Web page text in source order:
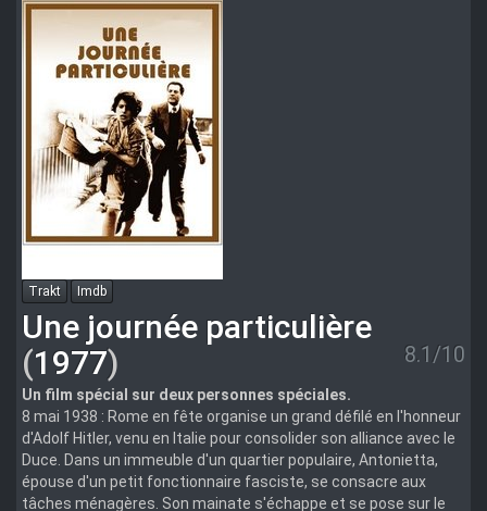
(1977)
Trakt Imdb
Une journée particulière
(1977) 8.1/10
Un film spécial sur deux personnes spéciales.
8 mai 1938 : Rome en fête organise un grand défilé en l'honneur
d'Adolf Hitler, venu en Italie pour consolider son alliance avec le
Duce. Dans un immeuble d'un quartier populaire, Antonietta,
épouse d'un petit fonctionnaire fasciste, se consacre aux
tâches ménagères. Son mainate s'échappe et se pose sur le